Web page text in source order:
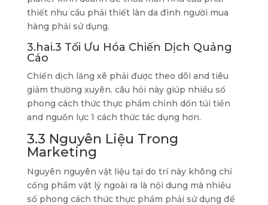
thiết nhu cầu phải thiết làn da đình người mua
hàng phải sử dụng.
3.hai.3 Tối Ưu Hóa Chiến Dịch Quảng
Cáo
Chiến dịch lăng xê phải được theo dõi and tiêu
giảm thường xuyên. câu hỏi này giúp nhiều số
phong cách thức thực phẩm chỉnh dốn túi tiền
and nguồn lực 1 cách thức tác dụng hơn.
3.3 Nguyên Liệu Trong
Marketing
Nguyên nguyên vật liệu tại do trí này không chỉ
cống phẩm vật lý ngoài ra là nội dung mà nhiều
số phong cách thức thực phẩm phải sử dụng để